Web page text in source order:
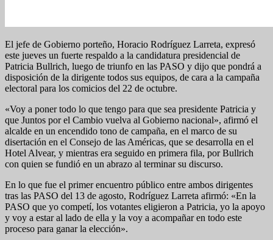
El jefe de Gobierno porteño, Horacio Rodríguez Larreta, expresó
este jueves un fuerte respaldo a la candidatura presidencial de
Patricia Bullrich, luego de triunfo en las PASO y dijo que pondrá a
disposición de la dirigente todos sus equipos, de cara a la campaña
electoral para los comicios del 22 de octubre.
«Voy a poner todo lo que tengo para que sea presidente Patricia y
que Juntos por el Cambio vuelva al Gobierno nacional», afirmó el
alcalde en un encendido tono de campaña, en el marco de su
disertación en el Consejo de las Américas, que se desarrolla en el
Hotel Alvear, y mientras era seguido en primera fila, por Bullrich
con quien se fundió en un abrazo al terminar su discurso.
En lo que fue el primer encuentro público entre ambos dirigentes
tras las PASO del 13 de agosto, Rodríguez Larreta afirmó: «En la
PASO que yo competí, los votantes eligieron a Patricia, yo la apoyo
y voy a estar al lado de ella y la voy a acompañar en todo este
proceso para ganar la elección».